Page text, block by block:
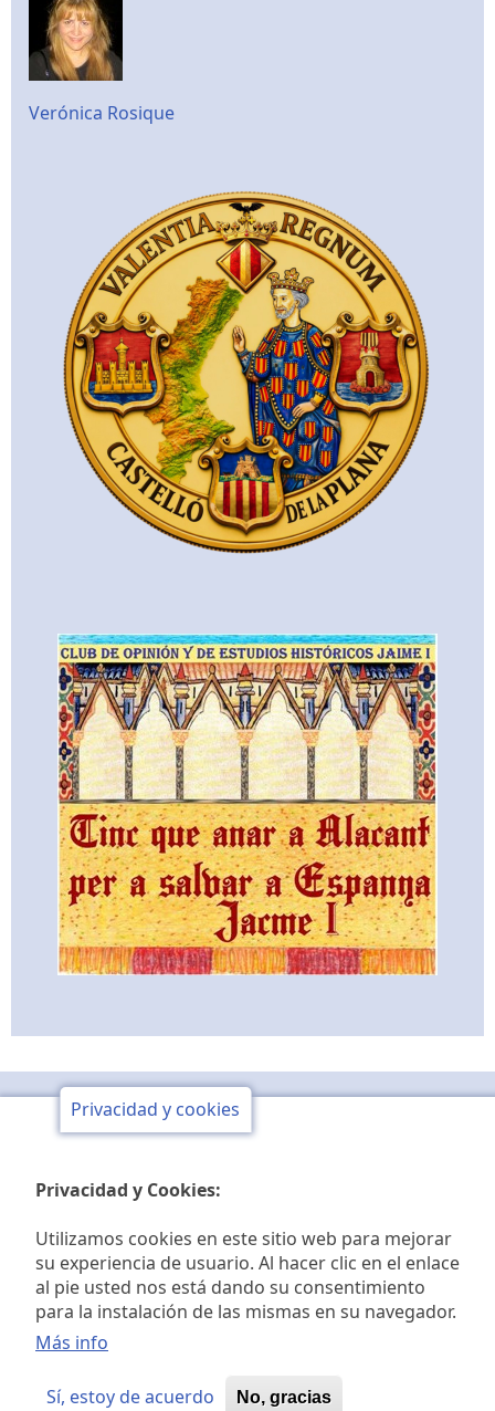
Verónica Rosique
Club de opinión y de
© 2026 Club de opinión Jaime I, All rights reserved.
Privacidad y cookies
Privacidad y Cookies:
Utilizamos cookies en este sitio web para mejorar
su experiencia de usuario. Al hacer clic en el enlace
al pie usted nos está dando su consentimiento
para la instalación de las mismas en su navegador.
Más info
Sí, estoy de acuerdo No, gracias